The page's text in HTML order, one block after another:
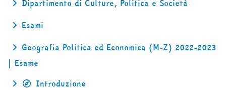
Dipartimento di Culture, Politica e Società
Esami
Geografia Politica ed Economica (M-Z) 2022-2023
| Esame
Introduzione